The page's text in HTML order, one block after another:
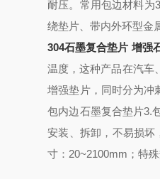
耐压。常用包边材料为
绕垫片、带内外环型金
304石墨复合垫片 增强
温度，这种产品在汽车
增强垫片，同时分为冲
包内边石墨复合垫片3.
安装、拆卸，不易损坏
寸：20~2100mm；特